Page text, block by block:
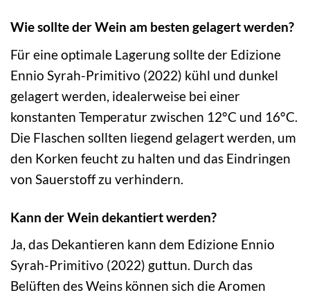
Wie sollte der Wein am besten gelagert werden?
Für eine optimale Lagerung sollte der Edizione
Ennio Syrah-Primitivo (2022) kühl und dunkel
gelagert werden, idealerweise bei einer
konstanten Temperatur zwischen 12°C und 16°C.
Die Flaschen sollten liegend gelagert werden, um
den Korken feucht zu halten und das Eindringen
von Sauerstoff zu verhindern.
Kann der Wein dekantiert werden?
Ja, das Dekantieren kann dem Edizione Ennio
Syrah-Primitivo (2022) guttun. Durch das
Belüften des Weins können sich die Aromen